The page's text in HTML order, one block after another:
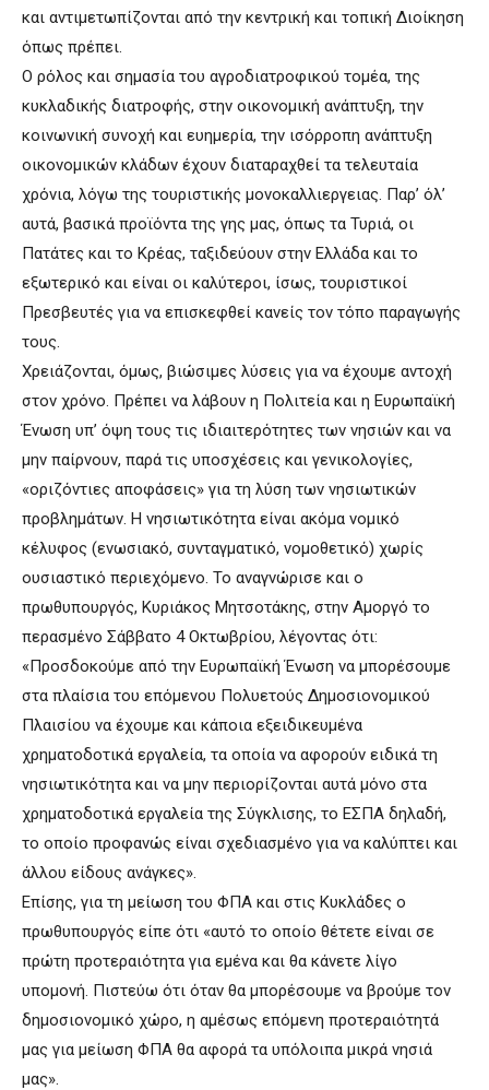
και αντιμετωπίζονται από την κεντρική και τοπική Διοίκηση
όπως πρέπει.
Ο ρόλος και σημασία του αγροδιατροφικού τομέα, της
κυκλαδικής διατροφής, στην οικονομική ανάπτυξη, την
κοινωνική συνοχή και ευημερία, την ισόρροπη ανάπτυξη
οικονομικών κλάδων έχουν διαταραχθεί τα τελευταία
χρόνια, λόγω της τουριστικής μονοκαλλιεργειας. Παρ’ όλ’
αυτά, βασικά προϊόντα της γης μας, όπως τα Τυριά, οι
Πατάτες και το Κρέας, ταξιδεύουν στην Ελλάδα και το
εξωτερικό και είναι οι καλύτεροι, ίσως, τουριστικοί
Πρεσβευτές για να επισκεφθεί κανείς τον τόπο παραγωγής
τους.
Χρειάζονται, όμως, βιώσιμες λύσεις για να έχουμε αντοχή
στον χρόνο. Πρέπει να λάβουν η Πολιτεία και η Ευρωπαϊκή
Ένωση υπ’ όψη τους τις ιδιαιτερότητες των νησιών και να
μην παίρνουν, παρά τις υποσχέσεις και γενικολογίες,
«οριζόντιες αποφάσεις» για τη λύση των νησιωτικών
προβλημάτων. Η νησιωτικότητα είναι ακόμα νομικό
κέλυφος (ενωσιακό, συνταγματικό, νομοθετικό) χωρίς
ουσιαστικό περιεχόμενο. Το αναγνώρισε και ο
πρωθυπουργός, Κυριάκος Μητσοτάκης, στην Αμοργό το
περασμένο Σάββατο 4 Οκτωβρίου, λέγοντας ότι:
«Προσδοκούμε από την Ευρωπαϊκή Ένωση να μπορέσουμε
στα πλαίσια του επόμενου Πολυετούς Δημοσιονομικού
Πλαισίου να έχουμε και κάποια εξειδικευμένα
χρηματοδοτικά εργαλεία, τα οποία να αφορούν ειδικά τη
νησιωτικότητα και να μην περιορίζονται αυτά μόνο στα
χρηματοδοτικά εργαλεία της Σύγκλισης, το ΕΣΠΑ δηλαδή,
το οποίο προφανώς είναι σχεδιασμένο για να καλύπτει και
άλλου είδους ανάγκες».
Επίσης, για τη μείωση του ΦΠΑ και στις Κυκλάδες ο
πρωθυπουργός είπε ότι «αυτό το οποίο θέτετε είναι σε
πρώτη προτεραιότητα για εμένα και θα κάνετε λίγο
υπομονή. Πιστεύω ότι όταν θα μπορέσουμε να βρούμε τον
δημοσιονομικό χώρο, η αμέσως επόμενη προτεραιότητά
μας για μείωση ΦΠΑ θα αφορά τα υπόλοιπα μικρά νησιά
μας».